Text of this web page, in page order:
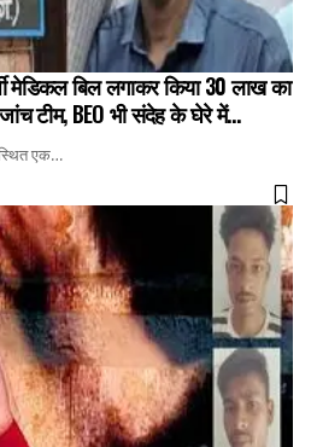
मेडिकल बिल लगाकर किया 30 लाख का
जांच टीम, BEO भी संदेह के घेरे में…
स्थित एक…